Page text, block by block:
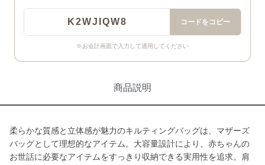
K2WJIQW8 コードをコピー
※お会計画面で入力して適用してください
商品説明
柔らかな質感と立体感が魅力のキルティングバッグは、マザーズ
バッグとして理想的なアイテム。大容量設計により、赤ちゃんの
お世話に必要なアイテムをすっきり収納できる実用性を追求。肩